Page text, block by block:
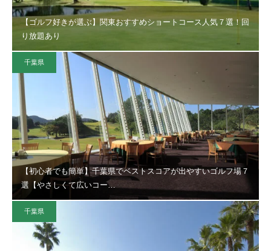
【ゴルフ好きが選ぶ】関東おすすめショートコース人気７選！回
り放題あり
千葉県
【初心者でも簡単】千葉県でベストスコアが出やすいゴルフ場７
選【やさしくて広いコー…
千葉県